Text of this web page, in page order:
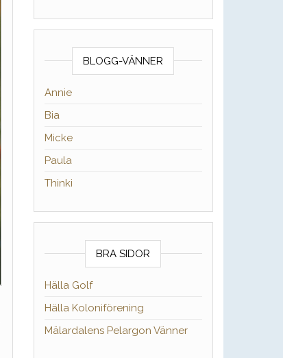
BLOGG-VÄNNER
Annie
Bia
Micke
Paula
Thinki
BRA SIDOR
Hälla Golf
Hälla Koloniförening
Mälardalens Pelargon Vänner